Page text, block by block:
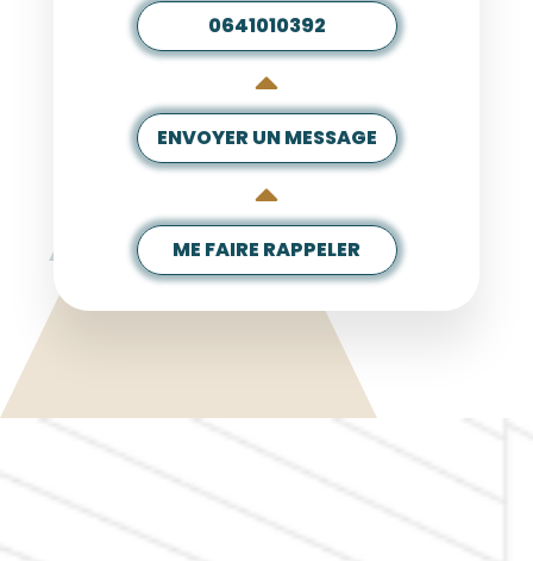
0641010392
ENVOYER UN MESSAGE
ME FAIRE RAPPELER